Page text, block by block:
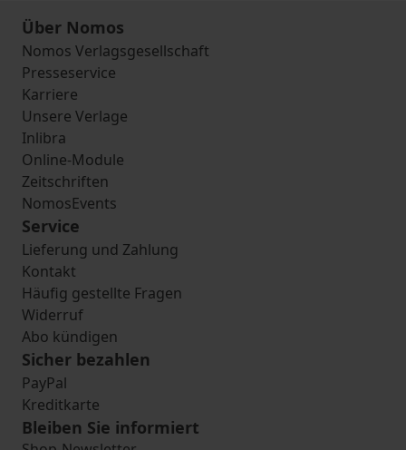
Über Nomos
Nomos Verlagsgesellschaft
Presseservice
Karriere
Unsere Verlage
Inlibra
Online-Module
Zeitschriften
NomosEvents
Service
Lieferung und Zahlung
Kontakt
Häufig gestellte Fragen
Widerruf
Abo kündigen
Sicher bezahlen
PayPal
Kreditkarte
Bleiben Sie informiert